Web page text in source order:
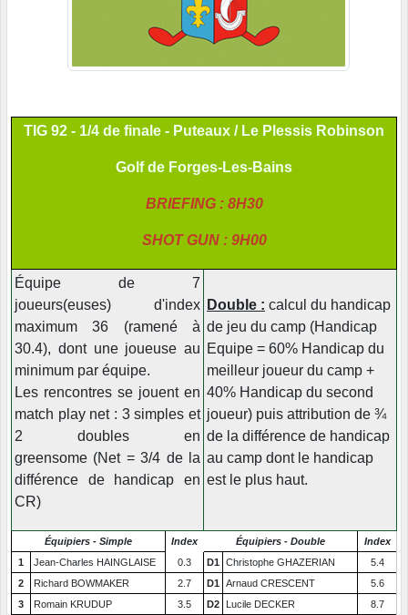
TIG 92 - 1/4 de finale - Puteaux / Le Plessis Robinson
Golf de Forges-Les-Bains
BRIEFING : 8H30
SHOT GUN : 9H00
Équipe de 7
joueurs(euses) d'index
maximum 36 (ramené à
30.4), dont une joueuse au
minimum par équipe.
Les rencontres se jouent en
match play net : 3 simples et
2 doubles en
greensome (Net = 3/4 de la
différence de handicap en
CR)
Double : calcul du handicap
de jeu du camp (Handicap
Equipe = 60% Handicap du
meilleur joueur du camp +
40% Handicap du second
joueur) puis attribution de ¾
de la différence de handicap
au camp dont le handicap
est le plus haut.
Équipiers - Simple Index Équipiers - Double
Index
1
Jean-Charles HAINGLAISE 0.3 D1 Christophe GHAZERIAN
5.4
2
Richard BOWMAKER 2.7 D1 Arnaud CRESCENT
5.6
3
Romain KRUDUP 3.5 D2 Lucile DECKER
8.7